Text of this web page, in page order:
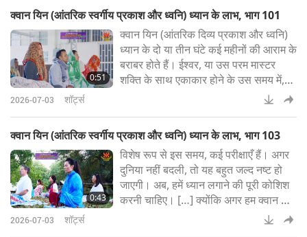
और यह केवल ध्यान के माध्यम से ही प्राप्त
किया जा सकता है। क़ुआन यिन (आंतरिक
दिव्य प्रकाश और ध्वनि ध्यान) का अभ्यास
करना इसे प्राप्त करने का सबसे तेज़ और आसा
क्वान यिन (आंतरिक स्वर्गीय प्रकाश और ध्वनि) ध्यान के लाभ, भाग 101
0:51
क्वान यिन (आंतरिक दिव्य प्रकाश और ध्वनि)
ध्यान के दो या तीन घंटे कई महीनों की आराम के
बराबर होते हैं। ईश्वर, या उस परम मास्टर
शक्ति के साथ एकाकार होने के उस समय में,
जो हमारा वास्तविक स्वरूप है, हम दिन के
करते हैं। यह हमारे सोने से भी अधिक है।
अधिक जानकारी के लिए, कृपया देखें:
SupremeMasterTV.com/Meditatio
n
2026-07-03 शॉर्ट्स
क्वान यिन (आंतरिक स्वर्गीय प्रकाश और ध्वनि) ध्यान के लाभ, भाग 103
0:43
विशेष रूप से इस समय, कई परीक्षाएँ हैं। अगर
दुनिया नहीं बदली, तो यह बहुत जल्द नष्ट हो
जाएगी। अब, हमें ध्यान लगाने की पूरी कोशिश
करनी चाहिए। […] क्योंकि अगर हम क्वान यिन
(आंतरिक दिव्य प्रकाश और ध्वनि) के साथ
2026-07-03 शॉर्ट्स